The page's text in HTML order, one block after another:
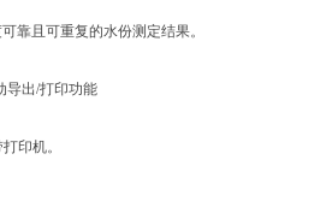
靠且可重复的水份测定结果。
导出/打印功能
印机。